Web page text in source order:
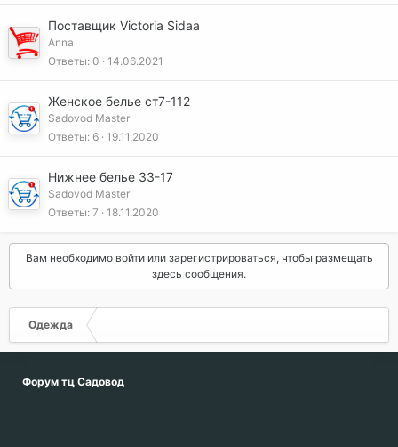
Поставщик Victoria Sidaa
Anna
Ответы 0 14.06.2021
Женское белье ст7-112
Sadovod Master
Ответы 6 19.11.2020
Нижнее белье 33-17
Sadovod Master
Ответы 7 18.11.2020
Вам необходимо войти или зарегистрироваться, чтобы размещать
здесь сообщения.
Одежда
Форум тц Садовод